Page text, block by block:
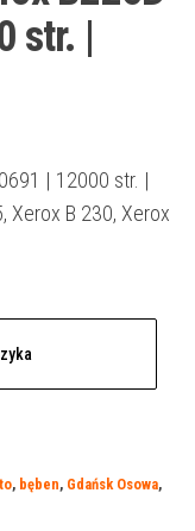
str. |
| 12000 str. |
Xerox B 230, Xerox
, bęben, Gdańsk Osowa,